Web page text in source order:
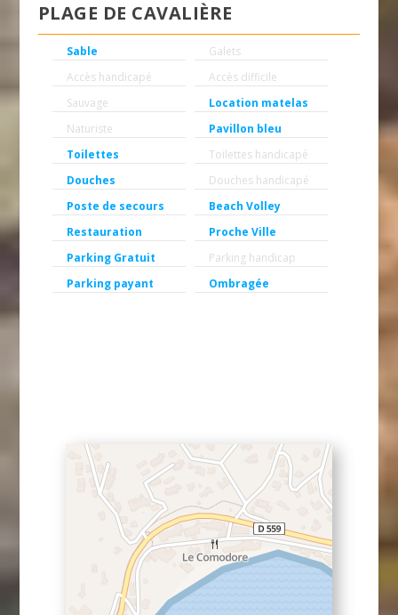
PLAGE DE CAVALIÈRE
Sable
Galets
Accès handicapé
Accès difficile
Sauvage
Location matelas
Naturiste
Pavillon bleu
Toilettes
Toilettes handicapé
Douches
Douches handicapé
Poste de secours
Beach Volley
Restauration
Proche Ville
Parking Gratuit
Parking handicap
Parking payant
Ombragée